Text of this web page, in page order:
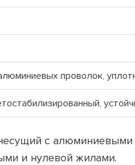
проволок,
с
и нулевой жилами.